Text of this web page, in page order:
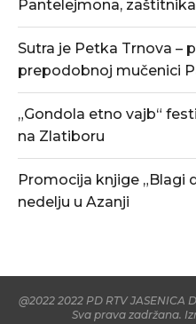
Pantelejmona,
Sutra je Petka Trnova –
prepodobnoj mučenici
„Gondola etno vajb“
na Zlatiboru
Promocija knjige „Blagi
nedelju u Azanji
@2022 2022 PD RTV JASENICA
Sva prava zadržana.